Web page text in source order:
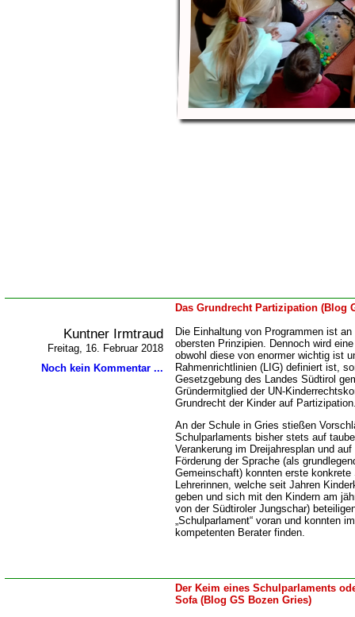
Das Grundrecht Partizipation (Blog
Kuntner Irmtraud
Freitag, 16. Februar 2018
Noch kein Kommentar ...
Die Einhaltung von Programmen ist
obersten Prinzipien. Dennoch wird
obwohl diese von enormer wichtig ist
Rahmenrichtlinien (LIG) definiert ist,
Gesetzgebung des Landes Südtirol
Gründermitglied der UN-
Grundrecht der Kinder auf
An der Schule in Gries stießen
Schulparlaments bisher stets auf
Verankerung im Dreijahresplan und
Förderung der Sprache (als
Gemeinschaft) konnten erste
Lehrerinnen, welche seit Jahren
geben und sich mit den Kindern am
von der Südtiroler Jungschar)
Schulparlament“ voran und konnten
kompetenten Berater finden.
Der Keim eines Schulparlaments
Sofa (Blog GS Bozen Gries)